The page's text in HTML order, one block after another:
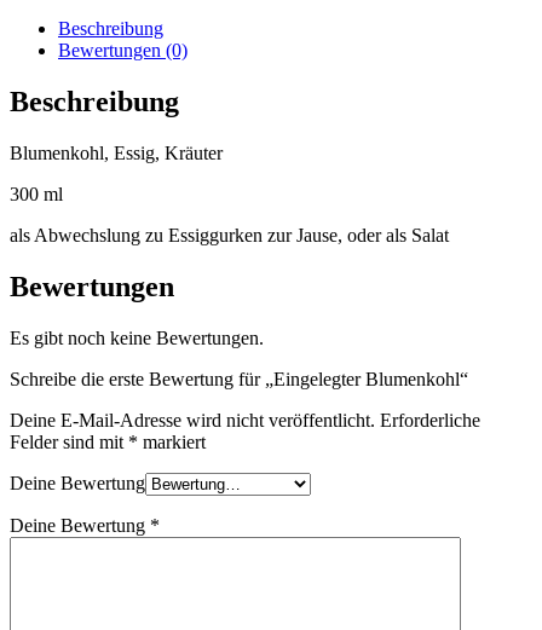
Beschreibung
Bewertungen (0)
Beschreibung
Blumenkohl, Essig, Kräuter
300 ml
als Abwechslung zu Essiggurken zur Jause, oder als Salat
Bewertungen
Es gibt noch keine Bewertungen.
Schreibe die erste Bewertung für „Eingelegter Blumenkohl“
Deine E-Mail-Adresse wird nicht veröffentlicht. Erforderliche
Felder sind mit * markiert
Deine Bewertung
Deine Bewertung *